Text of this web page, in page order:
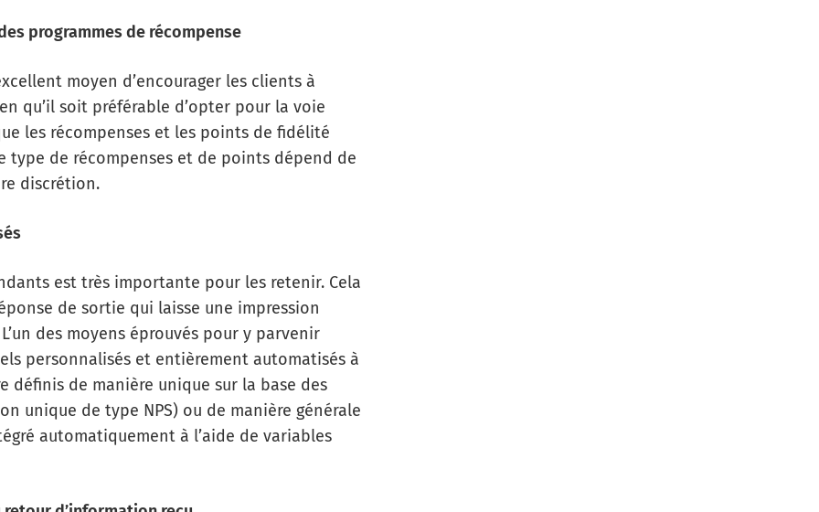
programmes de récompense
moyen d’encourager les clients à
qu’il soit préférable d’opter pour la voie
les récompenses et les points de fidélité
type de récompenses et de points dépend de
discrétion.
est très importante pour les retenir. Cela
de sortie qui laisse une impression
des moyens éprouvés pour y parvenir
personnalisés et entièrement automatisés à
définis de manière unique sur la base des
unique de type NPS) ou de manière générale
automatiquement à l’aide de variables